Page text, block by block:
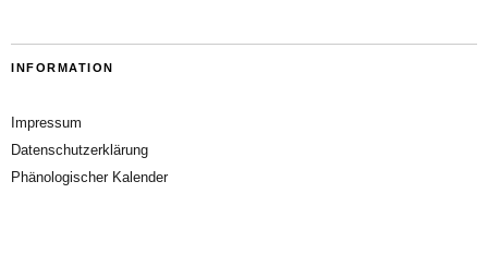
INFORMATION
Impressum
Datenschutzerklärung
Phänologischer Kalender